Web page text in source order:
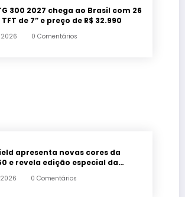
300 2027 chega ao Brasil com 26
de 7” e preço de R$ 32.990
0 Comentários
apresenta novas cores da
e revela edição especial da
0 Comentários